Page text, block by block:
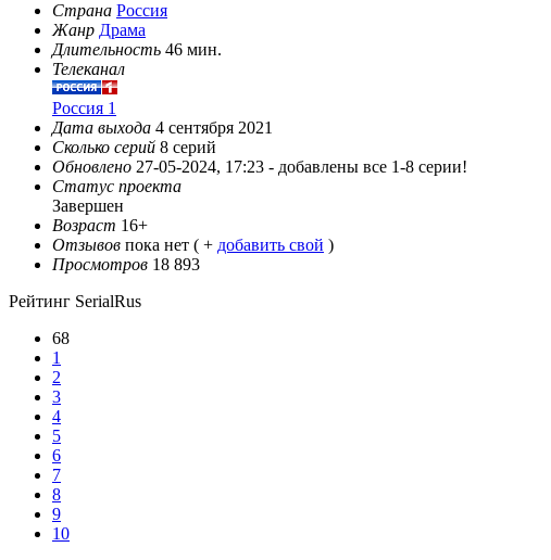
Страна Россия
Жанр Драма
Длительность 46 мин.
Телеканал
Россия 1
Дата выхода 4 сентября 2021
Сколько серий 8 серий
Обновлено 27-05-2024, 17:23 - добавлены все 1-8 серии!
Статус проекта
Завершен
Возраст 16+
Отзывов пока нет ( + добавить свой )
Просмотров 18 893
Рейтинг SerialRus
68
1
2
3
4
5
6
7
8
9
10